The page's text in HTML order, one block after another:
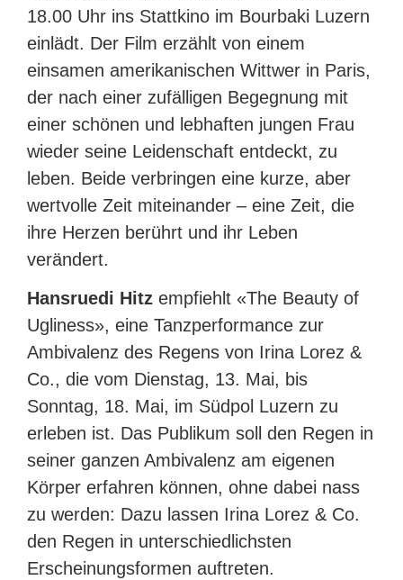
18.00 Uhr ins Stattkino im Bourbaki Luzern
einlädt. Der Film erzählt von einem
einsamen amerikanischen Wittwer in Paris,
der nach einer zufälligen Begegnung mit
einer schönen und lebhaften jungen Frau
wieder seine Leidenschaft entdeckt, zu
leben. Beide verbringen eine kurze, aber
wertvolle Zeit miteinander – eine Zeit, die
ihre Herzen berührt und ihr Leben
verändert.
Hansruedi Hitz empfiehlt «The Beauty of
Ugliness», eine Tanzperformance zur
Ambivalenz des Regens von Irina Lorez &
Co., die vom Dienstag, 13. Mai, bis
Sonntag, 18. Mai, im Südpol Luzern zu
erleben ist. Das Publikum soll den Regen in
seiner ganzen Ambivalenz am eigenen
Körper erfahren können, ohne dabei nass
zu werden: Dazu lassen Irina Lorez & Co.
den Regen in unterschiedlichsten
Erscheinungsformen auftreten.